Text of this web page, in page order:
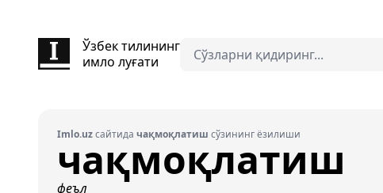
Ўзбек тилининг
имло луғати
Imlo.uzсайтида чақмоқлатиш сўзининг ёзилиши
чақмоқлатиш
феъл